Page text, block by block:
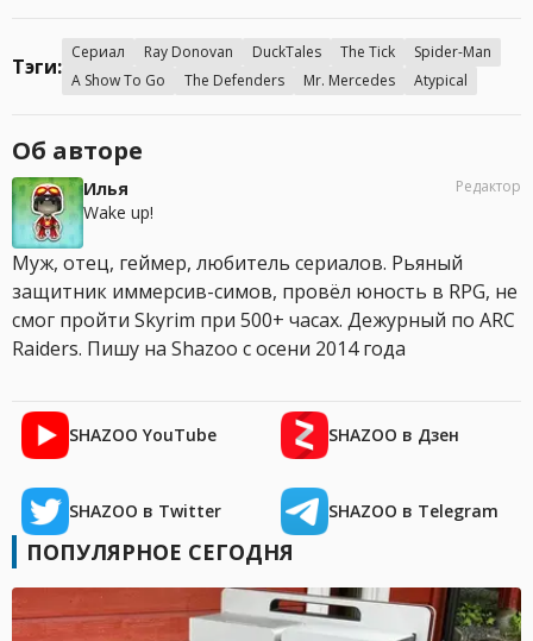
Тэги:
Сериал Ray Donovan DuckTales The Tick
Spider-Man
A Show To Go
The Defenders Mr. Mercedes Atypical
Об авторе
Илья
Wake up!
Редактор
Муж, отец, геймер, любитель сериалов. Рьяный
защитник иммерсив-симов, провёл юность в RPG, не
смог пройти Skyrim при 500+ часах. Дежурный по ARC
Raiders. Пишу на Shazoo с осени 2014 года
SHAZOO YouTube SHAZOO в Дзен
SHAZOO в Twitter SHAZOO в Telegram
ПОПУЛЯРНОЕ СЕГОДНЯ